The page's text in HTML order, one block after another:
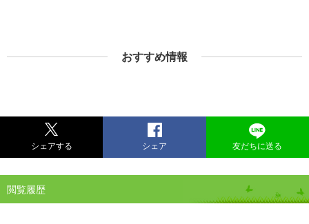
おすすめ情報
シェアする シェア 友だちに送る
閲覧履歴